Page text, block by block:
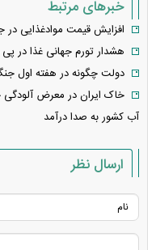
خبرهای مرتبط
افزایش قیمت موادغذایی در
هشدار تورم جهانی غذا در
دولت چگونه در هفته اول
خاک ایران در معرض آلودگی
آب کشور به صدا درآمد
ارسال نظر